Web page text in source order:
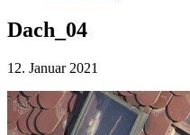
Dach_04
12. Januar 2021